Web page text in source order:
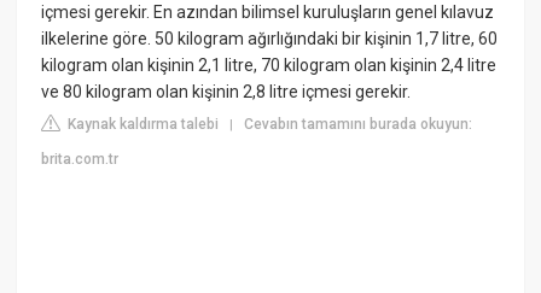
içmesi gerekir. En azından bilimsel kuruluşların genel kılavuz
ilkelerine göre. 50 kilogram ağırlığındaki bir kişinin 1,7 litre, 60
kilogram olan kişinin 2,1 litre, 70 kilogram olan kişinin 2,4 litre
ve 80 kilogram olan kişinin 2,8 litre içmesi gerekir.
Kaynak kaldırma talebi |Cevabın tamamını burada okuyun:
brita.com.tr